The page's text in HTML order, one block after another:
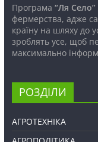
Програма “Ля Село”
фермерства, адже
країну на шляху до
зроблять усе, щоб
максимально
РОЗДІЛИ
АГРОТЕХНІКА